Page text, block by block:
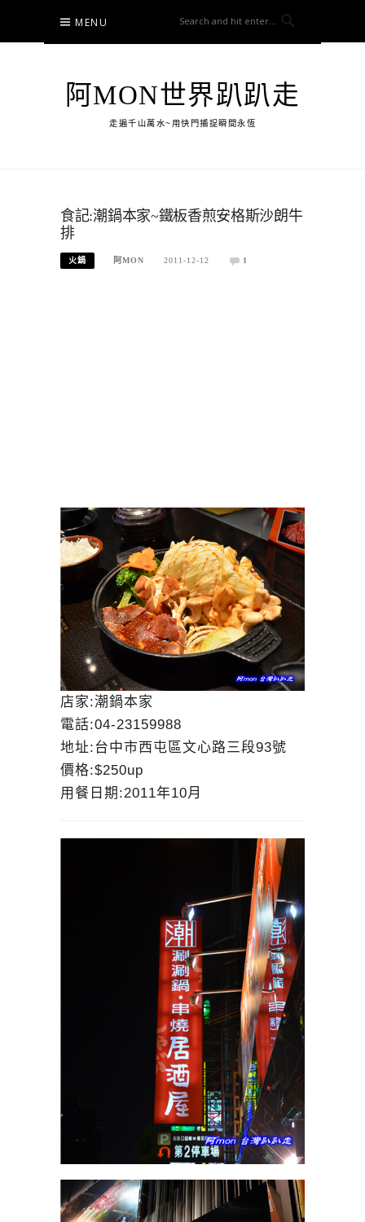
content
MENU
阿MON世界趴趴走
走遍千山萬水~用快門捕捉瞬間永恆
食記:潮鍋本家~鐵板香煎安格斯沙朗牛
排
火鍋 阿MON 2011-12-12 1
店家:潮鍋本家
電話:04-23159988
地址:台中市西屯區文心路三段93號
價格:$250up
用餐日期:2011年10月